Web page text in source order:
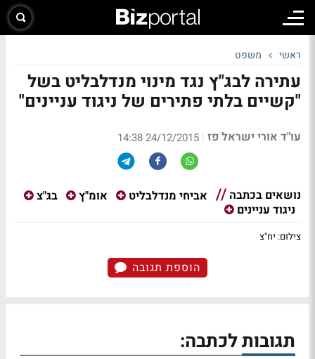
ראשי משפט
עתירה לבג"ץ נגד מינוי מנדלבליט בשל
"קשיים בלתי פתירים של ניגוד עניינים"
עו"ד אורי ישראל פז |
24/12/2015 14:38
נושאים בכתבה אביחי מנדלבליט אומ"ץ
בג"צ
ניגוד עניינים
צילום: יח"צ
הוספת תגובה
תגובות לכתבה: